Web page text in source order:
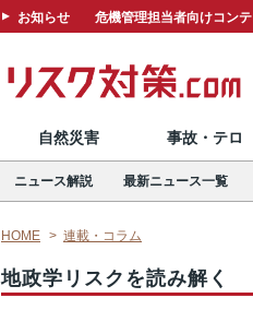
お知らせ 危機管理担当者向けコン
自然災害 事故・テロ
ニュース解説 最新ニュース一覧
HOME 連載・コラム
地政学リスクを読み解く